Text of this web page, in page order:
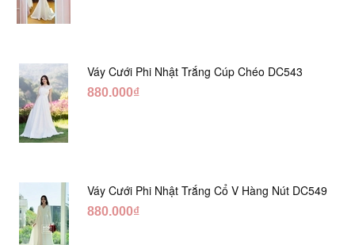
Váy Cưới Phi Nhật Trắng Cúp Chéo DC543
880.000₫
Váy Cưới Phi Nhật Trắng Cổ V Hàng Nút DC549
880.000₫